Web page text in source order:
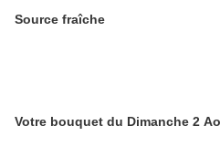
Source fraîche
Votre bouquet du Dimanche 2